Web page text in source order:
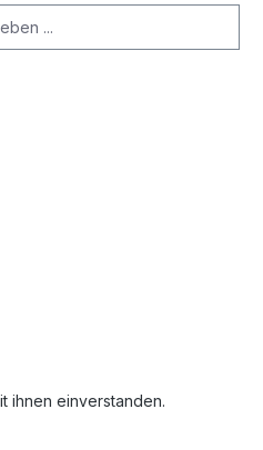
ihnen einverstanden.